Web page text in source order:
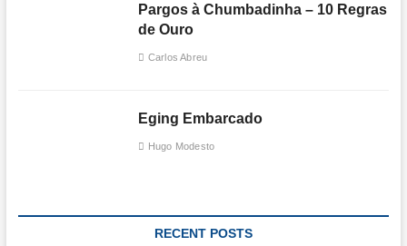
Pargos à Chumbadinha – 10 Regras
de Ouro
Carlos Abreu
Eging Embarcado
Hugo Modesto
RECENT POSTS